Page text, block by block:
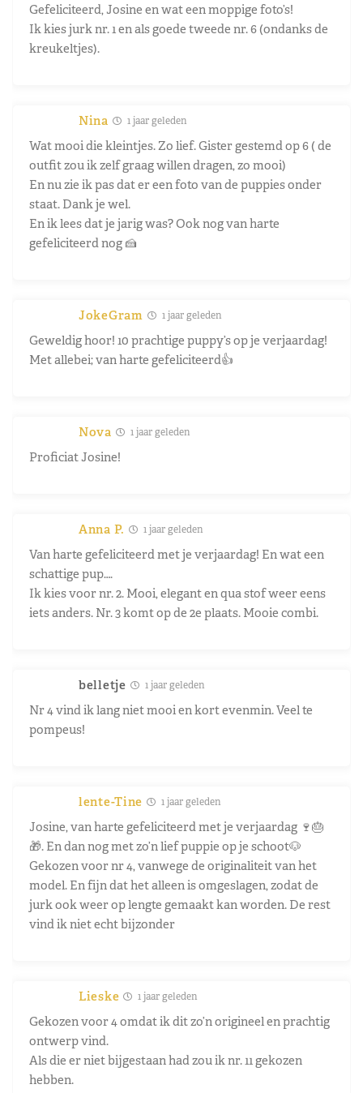
Gefeliciteerd, Josine en wat een moppige foto’s!
Ik kies jurk nr. 1 en als goede tweede nr. 6 (ondanks de
kreukeltjes).
Nina 1 jaar geleden
Wat mooi die kleintjes. Zo lief. Gister gestemd op 6 ( de
outfit zou ik zelf graag willen dragen, zo mooi)
En nu zie ik pas dat er een foto van de puppies onder
staat. Dank je wel.
En ik lees dat je jarig was? Ook nog van harte
gefeliciteerd nog 🍰
JokeGram 1 jaar geleden
Geweldig hoor! 10 prachtige puppy’s op je verjaardag!
Met allebei; van harte gefeliciteerd👍
Nova 1 jaar geleden
Proficiat Josine!
Anna P. 1 jaar geleden
Van harte gefeliciteerd met je verjaardag! En wat een
schattige pup….
Ik kies voor nr. 2. Mooi, elegant en qua stof weer eens
iets anders. Nr. 3 komt op de 2e plaats. Mooie combi.
belletje 1 jaar geleden
Nr 4 vind ik lang niet mooi en kort evenmin. Veel te
pompeus!
lente-Tine 1 jaar geleden
Josine, van harte gefeliciteerd met je verjaardag 🍷🎂
🎁. En dan nog met zo’n lief puppie op je schoot🐶
Gekozen voor nr 4, vanwege de originaliteit van het
model. En fijn dat het alleen is omgeslagen, zodat de
jurk ook weer op lengte gemaakt kan worden. De rest
vind ik niet echt bijzonder
Lieske 1 jaar geleden
Gekozen voor 4 omdat ik dit zo’n origineel en prachtig
ontwerp vind.
Als die er niet bijgestaan had zou ik nr. 11 gekozen
hebben.